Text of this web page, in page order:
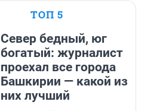
ТОП 5
Север бедный, юг
богатый: журналист
проехал все города
Башкирии — какой из
них лучший